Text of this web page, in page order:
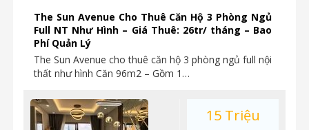
The Sun Avenue Cho Thuê Căn Hộ 3 Phòng Ngủ
Full NT Như Hình – Giá Thuê: 26tr/ tháng – Bao
Phí Quản Lý
The Sun Avenue cho thuê căn hộ 3 phòng ngủ full nội
thất như hình Căn 96m2 – Gồm 1…
15 Triệu